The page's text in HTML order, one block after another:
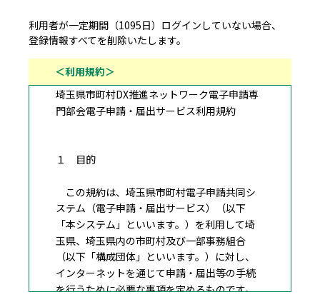
利用者が一定期間（1095日）ログインしていない場合、
登録情報すべてを削除いたします。
＜利用規約＞
埼玉県市町村DX推進ネットワーク電子申請専
門部会電子申請・届出サービス利用規約
１ 目的
この規約は、埼玉県市町村電子申請共同シ
ステム（電子申請・届出サービス）（以下
「本システム」といいます。）を利用して埼
玉県、埼玉県内の市町村及び一部事務組合
（以下「構成団体」といいます。）に対し、
インターネットを通じて申請・届出等の手続
を行うために必要な事項を定めるものです。